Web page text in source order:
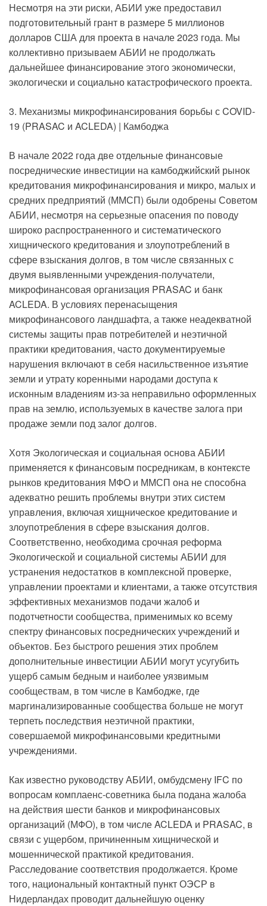
Несмотря на эти риски, АБИИ уже предоставил
подготовительный грант в размере 5 миллионов
долларов США для проекта в начале 2023 года. Мы
коллективно призываем АБИИ не продолжать
дальнейшее финансирование этого экономически,
экологически и социально катастрофического проекта.
3. Механизмы микрофинансирования борьбы с COVID-
19 (PRASAC и ACLEDA) | Камбоджа
В начале 2022 года две отдельные финансовые
посреднические инвестиции на камбоджийский рынок
кредитования микрофинансирования и микро, малых и
средних предприятий (ММСП) были одобрены Советом
АБИИ, несмотря на серьезные опасения по поводу
широко распространенного и систематического
хищнического кредитования и злоупотреблений в
сфере взыскания долгов, в том числе связанных с
двумя выявленными учреждения-получатели,
микрофинансовая организация PRASAC и банк
ACLEDA. В условиях перенасыщения
микрофинансового ландшафта, а также неадекватной
системы защиты прав потребителей и неэтичной
практики кредитования, часто документируемые
нарушения включают в себя насильственное изъятие
земли и утрату коренными народами доступа к
исконным владениям из-за неправильно оформленных
прав на землю, используемых в качестве залога при
продаже земли под залог долгов.
Хотя Экологическая и социальная основа АБИИ
применяется к финансовым посредникам, в контексте
рынков кредитования МФО и ММСП она не способна
адекватно решить проблемы внутри этих систем
управления, включая хищническое кредитование и
злоупотребления в сфере взыскания долгов.
Соответственно, необходима срочная реформа
Экологической и социальной системы АБИИ для
устранения недостатков в комплексной проверке,
управлении проектами и клиентами, а также отсутствия
эффективных механизмов подачи жалоб и
подотчетности сообщества, применимых ко всему
спектру финансовых посреднических учреждений и
объектов. Без быстрого решения этих проблем
дополнительные инвестиции АБИИ могут усугубить
ущерб самым бедным и наиболее уязвимым
сообществам, в том числе в Камбодже, где
маргинализированные сообщества больше не могут
терпеть последствия неэтичной практики,
совершаемой микрофинансовыми кредитными
учреждениями.
Как известно руководству АБИИ, омбудсмену IFC по
вопросам комплаенс-советника была подана жалоба
на действия шести банков и микрофинансовых
организаций (МФО), в том числе ACLEDA и PRASAC, в
связи с ущербом, причиненным хищнической и
мошеннической практикой кредитования.
Расследование соответствия продолжается. Кроме
того, национальный контактный пункт ОЭСР в
Нидерландах проводит дальнейшую оценку